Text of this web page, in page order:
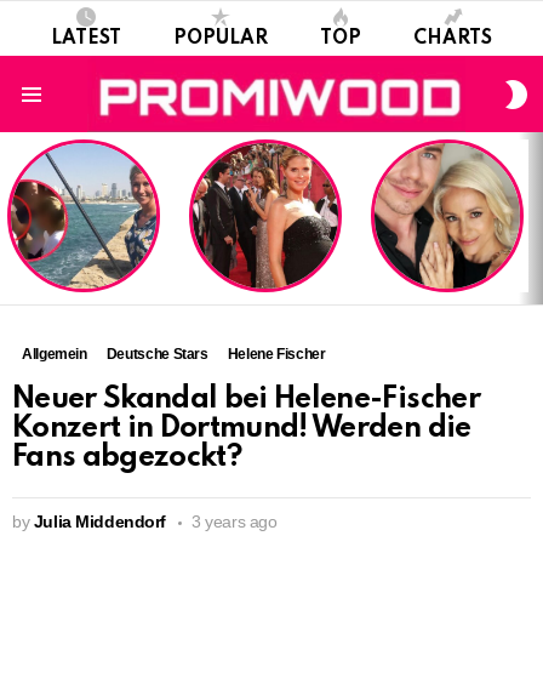
LATEST POPULAR TOP CHARTS
LATEST
STORIES
Allgemein Deutsche Stars Helene Fischer
Neuer Skandal bei Helene-Fischer
Konzert in Dortmund! Werden die
Fans abgezockt?
by Julia Middendorf 3 years ago